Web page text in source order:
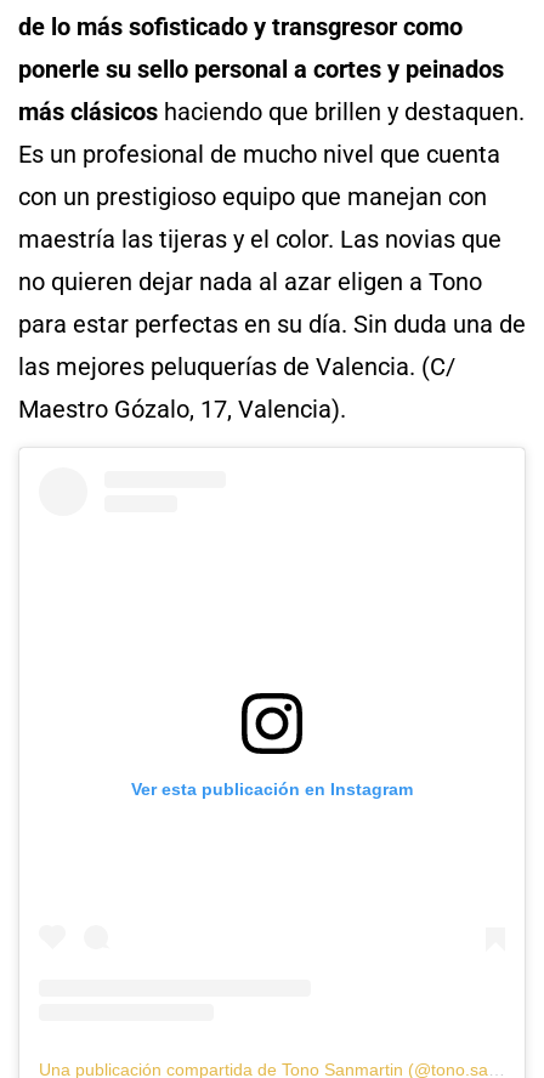
de lo más sofisticado y transgresor como
ponerle su sello personal a cortes y peinados
más clásicos haciendo que brillen y destaquen.
Es un profesional de mucho nivel que cuenta
con un prestigioso equipo que manejan con
maestría las tijeras y el color. Las novias que
no quieren dejar nada al azar eligen a Tono
para estar perfectas en su día. Sin duda una de
las mejores peluquerías de Valencia. (C/
Maestro Gózalo, 17, Valencia).
Ver esta publicación en Instagram